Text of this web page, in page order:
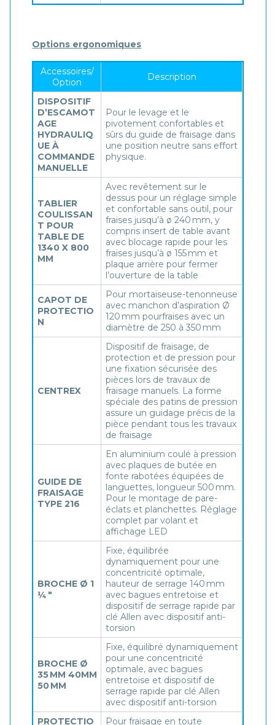
Options ergonomiques
Accessoires/
Option
Description
DISPOSITIF
D’ESCAMOT
AGE
HYDRAULIQ
UE À
COMMANDE
MANUELLE
Pour le levage et le
pivotement confortables et
sûrs du guide de fraisage dans
une position neutre sans effort
physique.
TABLIER
COULISSAN
T POUR
TABLE DE
1340 X 800
MM
Avec revêtement sur le
dessus pour un réglage simple
et confortable sans outil, pour
fraises jusqu’à ø 240 mm, y
compris insert de table avant
avec blocage rapide pour les
fraises jusqu’à ø 155 mm et
plaque arrière pour fermer
l’ouverture de la table
CAPOT DE
PROTECTIO
N
Pour mortaiseuse-tenonneuse
avec manchon d’aspiration Ø
120 mm pourfraises avec un
diamètre de 250 à 350 mm
CENTREX
Dispositif de fraisage, de
protection et de pression pour
une fixation sécurisée des
pièces lors de travaux de
fraisage manuels. La forme
spéciale des patins de pression
assure un guidage précis de la
pièce pendant tous les travaux
de fraisage
GUIDE DE
FRAISAGE
TYPE 216
En aluminium coulé à pression
avec plaques de butée en
fonte rabotées équipées de
languettes, longueur 500 mm.
Pour le montage de pare-
éclats et planchettes. Réglage
complet par volant et
affichage LED
BROCHE Ø 1
¼ "
Fixe, équilibrée
dynamiquement pour une
concentricité optimale,
hauteur de serrage 140 mm
avec bagues entretoise et
dispositif de serrage rapide par
clé Allen avec dispositif anti-
torsion
BROCHE Ø
35 MM 40MM
50 MM
Fixe, équilibré dynamiquement
pour une concentricité
optimale, avec bagues
entretoise et dispositif de
serrage rapide par clé Allen
avec dispositif anti-torsion
PROTECTIO
Pour fraisage en toute